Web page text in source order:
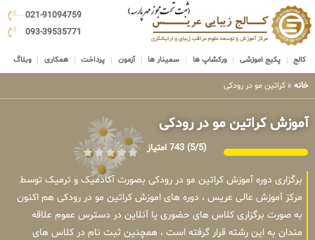
021-91094759
093-39535771
کالج پکیج اموزشی ورکشاپ ها سمینار ها آزمون پرداخت همکاری وبلاگ
خانه » کراتین مو در رودکی
آموزش کراتین مو در رودکی
(5/5) 743 امتیاز
برگزاری دوره آموزش کراتین مو در رودکی بصورت آکادمیک و ترمیک توسط
مرکز آموزش عالی عریس ، دوره های اموزش کراتین مو در رودکی هم اکنون
به صورت برگزاری کلاس های حضوری یا آنلاین در دسترس عموم علاقه
مندان به این رشته قرار گرفته است ، همچنین ثبت نام در کلاس های